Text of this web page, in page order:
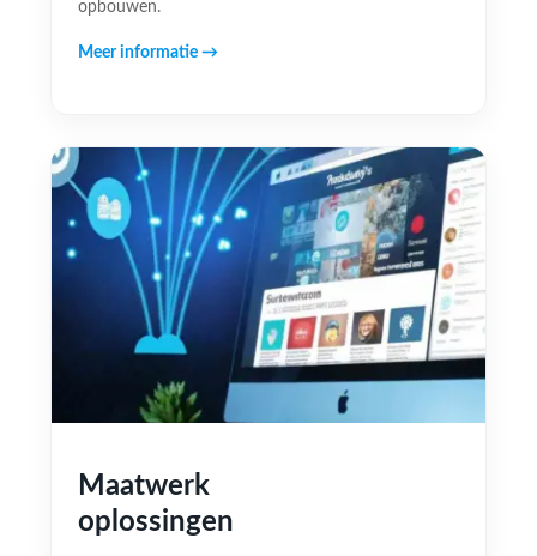
opbouwen.
Meer informatie →
Maatwerk
oplossingen